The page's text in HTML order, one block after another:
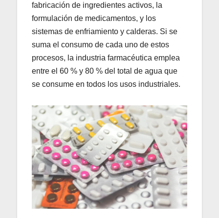
fabricación de ingredientes activos, la
formulación de medicamentos, y los
sistemas de enfriamiento y calderas. Si se
suma el consumo de cada uno de estos
procesos, la industria farmacéutica emplea
entre el 60 % y 80 % del total de agua que
se consume en todos los usos industriales.